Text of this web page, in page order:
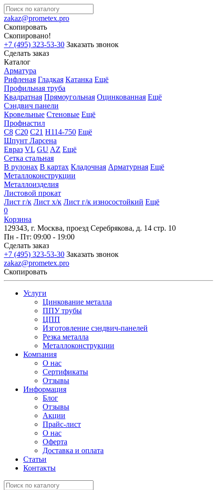
zakaz@prometex.pro
Скопировать
Скопировано!
+7 (495) 323-53-30 Заказать звонок
Сделать заказ
Каталог
Арматура
Рифленая Гладкая Катанка Ещё
Профильная труба
Квадратная Прямоугольная Оцинкованная Ещё
Сэндвич панели
Кровельные Стеновые Ещё
Профнастил
С8 С20 С21 Н114-750 Ещё
Шпунт Ларсена
Евраз VL GU AZ Ещё
Сетка стальная
В рулонах В картах Кладочная Арматурная Ещё
Металлоконструкции
Металлоизделия
Листовой прокат
Лист г/к Лист х/к Лист г/к износостойкий Ещё
0
Корзина
129343, г. Москва, проезд Серебрякова, д. 14 стр. 10
Пн - Пт: 09:00 - 19:00
Сделать заказ
+7 (495) 323-53-30 Заказать звонок
zakaz@prometex.pro
Скопировать
Услуги
Цинкование металла
ППУ трубы
ЦПП
Изготовление сэндвич-панелей
Резка металла
Металлоконструкции
Компания
О нас
Сертификаты
Отзывы
Информация
Блог
Отзывы
Акции
Прайс-лист
О нас
Оферта
Доставка и оплата
Статьи
Контакты